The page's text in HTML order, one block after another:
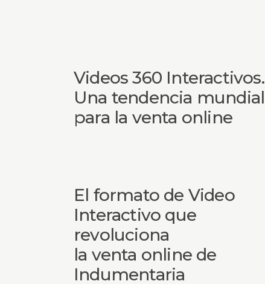
Videos 360 Interactivos.
Una tendencia mundial
para la venta online
El formato de Video
Interactivo que
revoluciona
la venta online de
Indumentaria